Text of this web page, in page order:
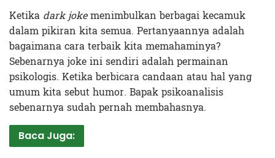
Ketika dark jokemenimbulkan berbagai kecamuk
dalam pikiran kita semua. Pertanyaannya adalah
bagaimana cara terbaik kita memahaminya?
Sebenarnya joke ini sendiri adalah permainan
psikologis. Ketika berbicara candaan atau hal yang
umum kita sebut humor. Bapak psikoanalisis
sebenarnya sudah pernah membahasnya.
Baca Juga: